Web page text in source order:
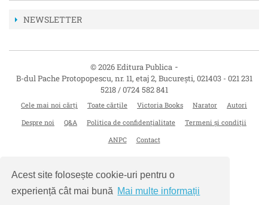
Acest site folosește cookie-uri pentru o
experiență cât mai bună Mai multe informații
NEWSLETTER
© 2026 Editura Publica -
B-dul Pache Protopopescu, nr. 11, etaj 2, București, 021403 - 021 231
5218 / 0724 582 841
Cele mai noi cărți Toate cărțile Victoria Books Narator
Autori
Despre noi
Q&A Politica de confidențialitate
Termeni și condiții
ANPC
Contact